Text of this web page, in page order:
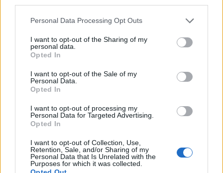
Personal Data Processing Opt Outs
I want to opt-out of the Sharing of my
personal data.
Opted In
I want to opt-out of the Sale of my
Personal Data.
Opted In
I want to opt-out of processing my
Personal Data for Targeted Advertising.
Opted In
I want to opt-out of Collection, Use,
Retention, Sale, and/or Sharing of my
Personal Data that Is Unrelated with the
Purposes for which it was collected.
EUROVISION